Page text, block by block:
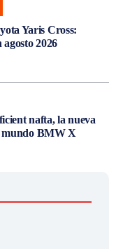
Yaris Cross:
agosto 2026
nafta, la nueva
mundo BMW X